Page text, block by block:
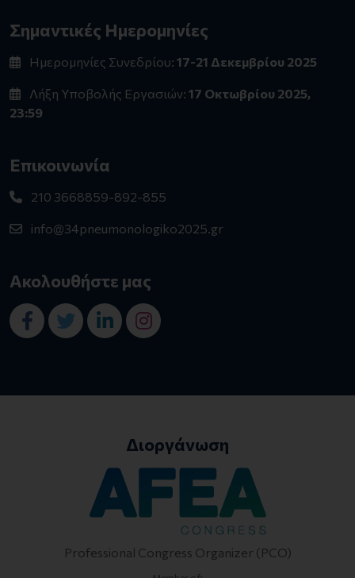
Σημαντικές Ημερομηνίες
Ημερομηνίες Συνεδρίου: 17-21 Δεκεμβρίου 2025
Λήξη Υποβολής Εργασιών: 17 Οκτωβρίου 2025,
23:59
Επικοινωνία
210 3668859-892-855
info@34pneumonologiko2025.gr
Ακολουθήστε μας
Διοργάνωση
Professional Congress Organizer (PCO)